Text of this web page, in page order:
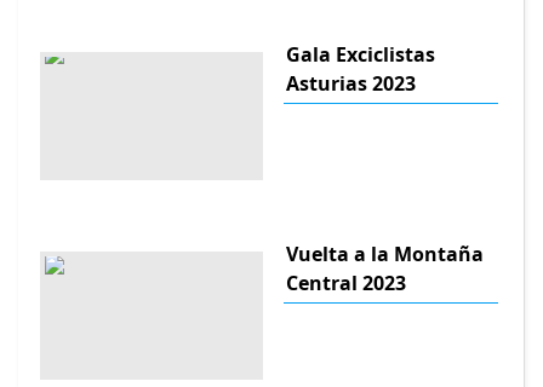
Gala Exciclistas
Asturias 2023
Vuelta a la Montaña
Central 2023